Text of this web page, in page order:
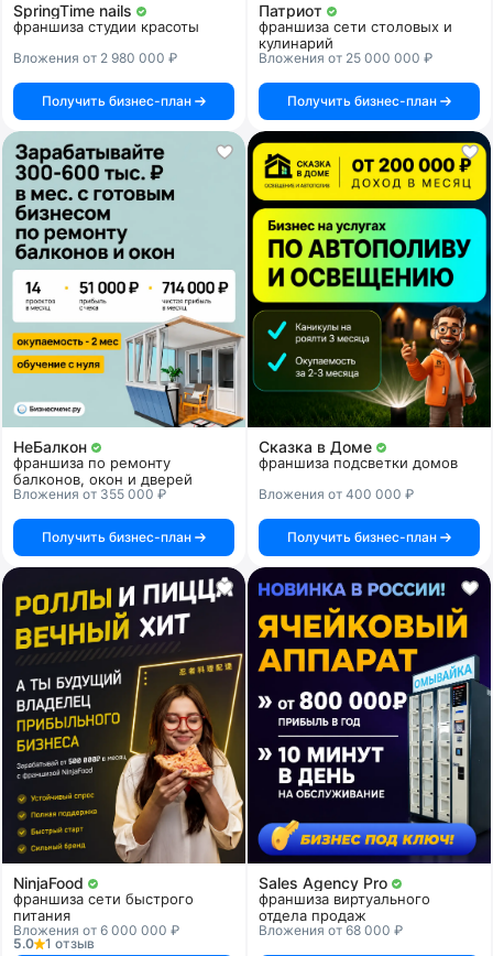
SpringTime nails
франшиза студии красоты
Вложения от 2 980 000 ₽
Получить бизнес-план
Патриот
франшиза сети столовых и
кулинарий
Вложения от 25 000 000 ₽
Получить бизнес-план
НеБалкон
франшиза по ремонту
балконов, окон и дверей
Вложения от 355 000 ₽
Получить бизнес-план
Сказка в Доме
франшиза подсветки домов
Вложения от 400 000 ₽
Получить бизнес-план
NinjaFood
франшиза сети быстрого
питания
Вложения от 6 000 000 ₽
5.0
1 отзыв
Sales Agency Pro
франшиза виртуального
отдела продаж
Вложения от 68 000 ₽